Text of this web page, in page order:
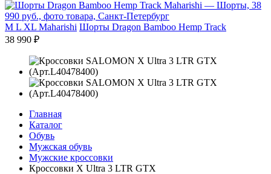
M L XL Maharishi Шорты Dragon Bamboo Hemp Track
38 990 ₽
Главная
Каталог
Обувь
Мужская обувь
Мужские кроссовки
Кроссовки X Ultra 3 LTR GTX